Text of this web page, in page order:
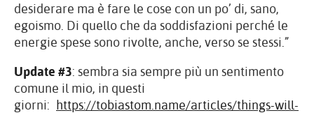
desiderare ma è fare le cose con un po’ di, sano,
egoismo. Di quello che da soddisfazioni perché le
energie spese sono rivolte, anche, verso se stessi.”
Update #3: sembra sia sempre più un sentimento
comune il mio, in questi
giorni:
https://tobiastom.name/articles/things-will-